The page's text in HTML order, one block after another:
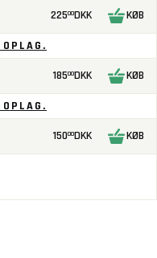
22500DKK KØB
18500DKK KØB
15000DKK KØB